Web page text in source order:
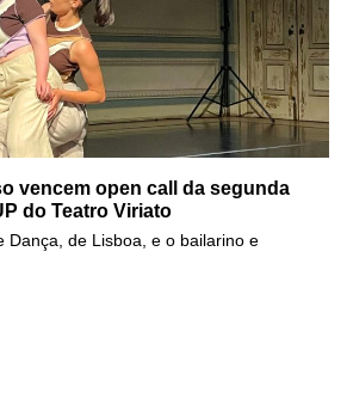
vencem open call da segunda
do Teatro Viriato
Dança, de Lisboa, e o bailarino e